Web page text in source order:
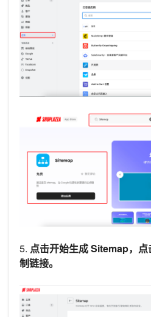
5. 点击开始生成 Sitemap，
制链接。